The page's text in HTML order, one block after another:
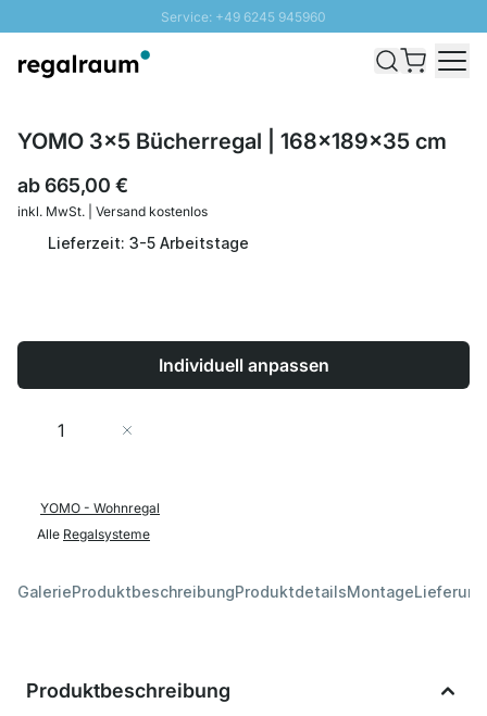
Service: +49 6245 945960
Schnelle Lieferung - Gratis Versand ab 100€
YOMO 3x5 Bücherregal | 168x189x35 cm
ab665,00 €
inkl. MwSt. | Versand kostenlos
Lieferzeit: 3-5 Arbeitstage
Individuell anpassen
Menge
YOMO - Wohnregal
Alle Regalsysteme
GalerieProduktbeschreibungProduktdetailsMontage
Produktbeschreibung